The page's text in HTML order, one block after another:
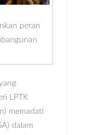
peran
LPTK
memadati
dalam